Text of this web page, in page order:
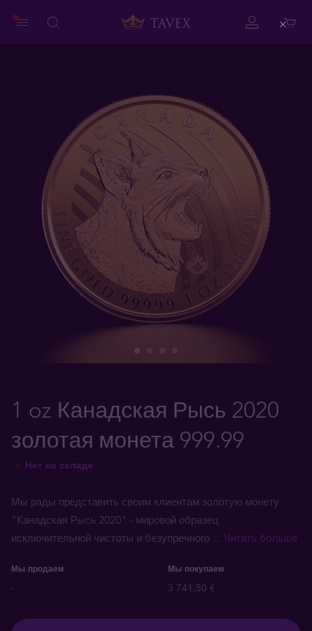
1 oz Канадская Рысь 2020
золотая монета 999.99
Нет на складе
Мы рады представить своим клиентам золотую монету
"Канадская Рысь 2020" - мировой образец
исключительной чистоты и безупречного ... Читать больше
Мы продаем Мы покупаем
- 3 741,50 €
Close